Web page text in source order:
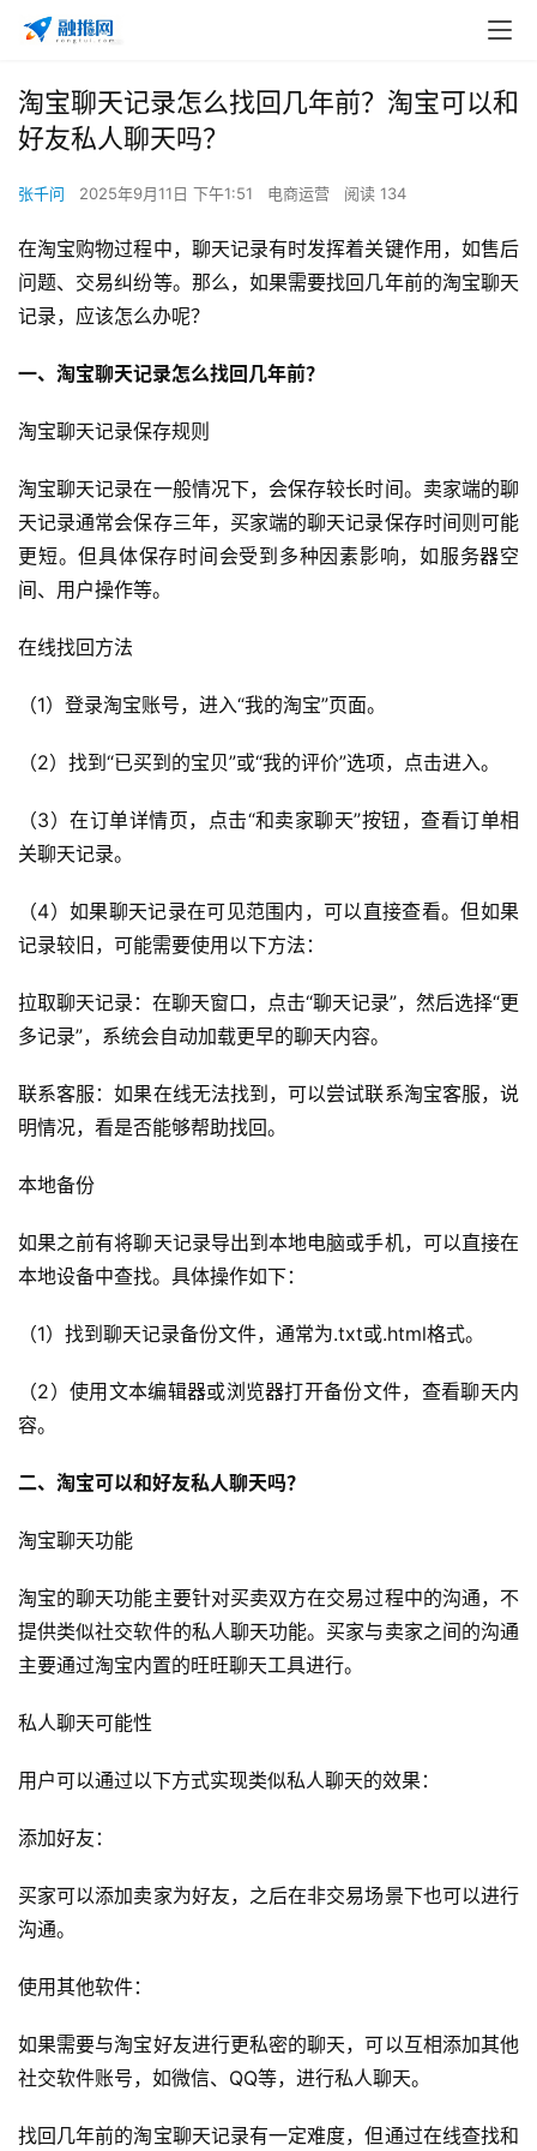
页
自
媒
G
E
O
优
淘宝聊天记录怎么找回几年前？淘宝可以和
好友私人聊天吗？
张千问 2025年9月11日 下午1:51 电商运营 阅读 134
在淘宝购物过程中，聊天记录有时发挥着关键作用，如售后
问题、交易纠纷等。那么，如果需要找回几年前的淘宝聊天
记录，应该怎么办呢？
一、淘宝聊天记录怎么找回几年前？
淘宝聊天记录保存规则
淘宝聊天记录在一般情况下，会保存较长时间。卖家端的聊
天记录通常会保存三年，买家端的聊天记录保存时间则可能
更短。但具体保存时间会受到多种因素影响，如服务器空
间、用户操作等。
在线找回方法
（1）登录淘宝账号，进入“我的淘宝”页面。
（2）找到“已买到的宝贝”或“我的评价”选项，点击进入。
（3）在订单详情页，点击“和卖家聊天”按钮，查看订单相
关聊天记录。
（4）如果聊天记录在可见范围内，可以直接查看。但如果
记录较旧，可能需要使用以下方法：
拉取聊天记录：在聊天窗口，点击“聊天记录”，然后选择“更
多记录”，系统会自动加载更早的聊天内容。
联系客服：如果在线无法找到，可以尝试联系淘宝客服，说
明情况，看是否能够帮助找回。
本地备份
如果之前有将聊天记录导出到本地电脑或手机，可以直接在
本地设备中查找。具体操作如下：
（1）找到聊天记录备份文件，通常为.txt或.html格式。
（2）使用文本编辑器或浏览器打开备份文件，查看聊天内
容。
二、淘宝可以和好友私人聊天吗？
淘宝聊天功能
淘宝的聊天功能主要针对买卖双方在交易过程中的沟通，不
提供类似社交软件的私人聊天功能。买家与卖家之间的沟通
主要通过淘宝内置的旺旺聊天工具进行。
私人聊天可能性
用户可以通过以下方式实现类似私人聊天的效果：
添加好友：
买家可以添加卖家为好友，之后在非交易场景下也可以进行
沟通。
使用其他软件：
如果需要与淘宝好友进行更私密的聊天，可以互相添加其他
社交软件账号，如微信、QQ等，进行私人聊天。
找回几年前的淘宝聊天记录有一定难度，但通过在线查找和